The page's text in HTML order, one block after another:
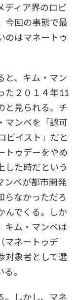
ディア界のロビ
今回の事態で最
のはマネートゥ
と、キム・マン
た２０１４年11
と見られる。チ
マンベを「認可
ビイスト」だと
トゥデーをやめ
した時だという
ンベが都市開発
らなかっただろ
んでくる。しか
キム・マンベは
マネートゥデ
対象者として選
。
。しかし、マネ